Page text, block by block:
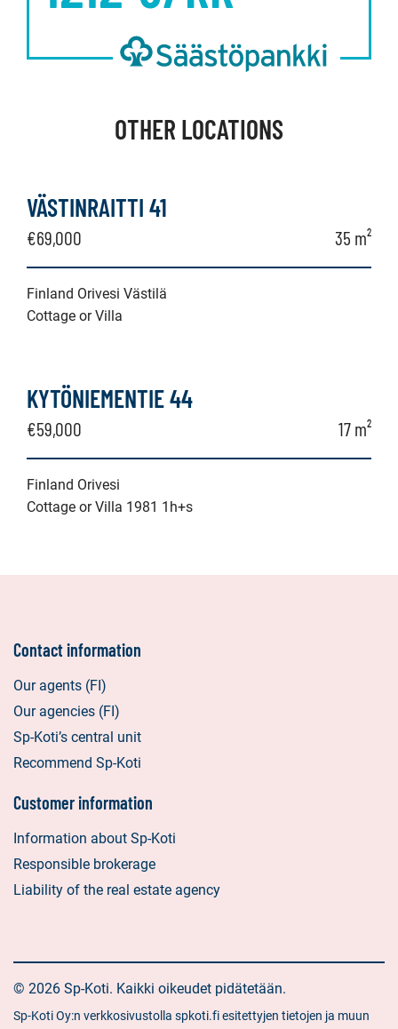
OTHER LOCATIONS
VÄSTINRAITTI 41
€69,000 35 m²
Finland Orivesi Västilä
Cottage or Villa
KYTÖNIEMENTIE 44
€59,000 17 m²
Finland Orivesi
Cottage or Villa 1981 1h+s
Contact information
Our agents (FI)
Our agencies (FI)
Sp-Koti’s central unit
Recommend Sp-Koti
Customer information
Information about Sp-Koti
Responsible brokerage
Liability of the real estate agency
© 2026 Sp-Koti. Kaikki oikeudet pidätetään.
Sp-Koti Oy:n verkkosivustolla spkoti.fi esitettyjen tietojen ja muun